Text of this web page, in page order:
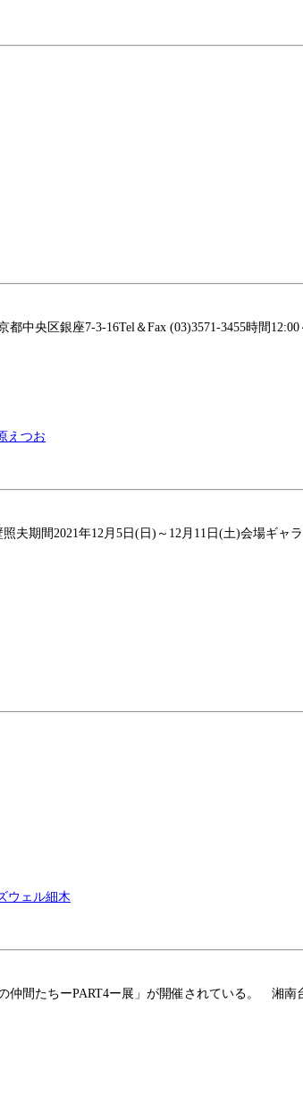
中央区銀座7-3-16Tel＆Fax (03)3571-3455時間
えつお
2021年12月5日(日)～12月11日(土)会場ギャラ
ウェル細木
間たちーPART4ー展」が開催されている。 湘